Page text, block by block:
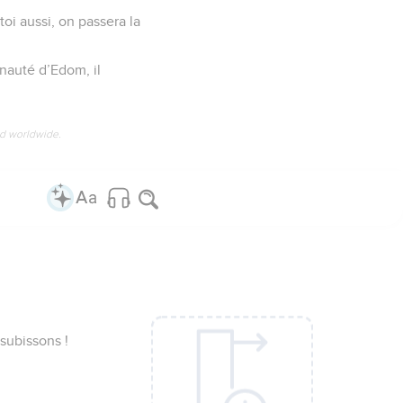
aussi, on passera la
d’Edom, il
worldwide.
!